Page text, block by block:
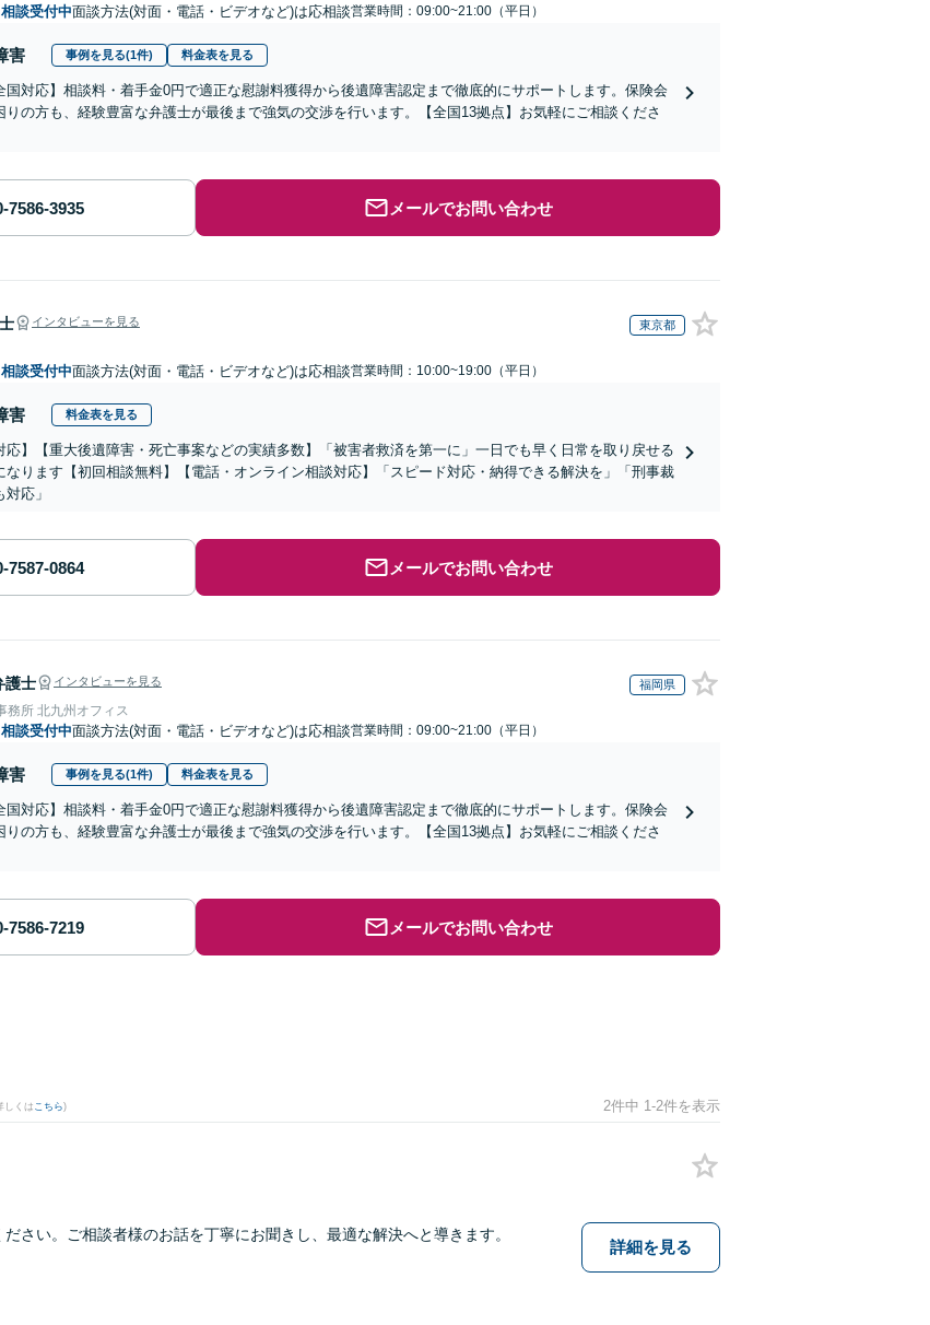
談受付中面談方法(対面・電話・ビデオなど)は応相談営業時間：09:00~21:00（平日）
害 事例を見る(1件) 料金表を見る
国対応】相談料・着手金0円で適正な慰謝料獲得から後遺障害認定まで徹底的にサポートします。保険会
りの方も、経験豊富な弁護士が最後まで強気の交渉を行います。【全国13拠点】お気軽にご相談くださ
メールでお問い合わせ
インタビューを見る 東京都
談受付中面談方法(対面・電話・ビデオなど)は応相談営業時間：10:00~19:00（平日）
害 料金表を見る
応】【重大後遺障害・死亡事案などの実績多数】「被害者救済を第一に」一日でも早く日常を取り戻せる
なります【初回相談無料】【電話・オンライン相談対応】「スピード対応・納得できる解決を」「刑事裁
応」
メールでお問い合わせ
護士 インタビューを見る 福岡県
務所 北九州オフィス
談受付中面談方法(対面・電話・ビデオなど)は応相談営業時間：09:00~21:00（平日）
害 事例を見る(1件) 料金表を見る
国対応】相談料・着手金0円で適正な慰謝料獲得から後遺障害認定まで徹底的にサポートします。保険会
りの方も、経験豊富な弁護士が最後まで強気の交渉を行います。【全国13拠点】お気軽にご相談くださ
メールでお問い合わせ
しくはこちら) 2件中 1-2件を表示
さい。ご相談者様のお話を丁寧にお聞きし、最適な解決へと導きます。
詳細を見る